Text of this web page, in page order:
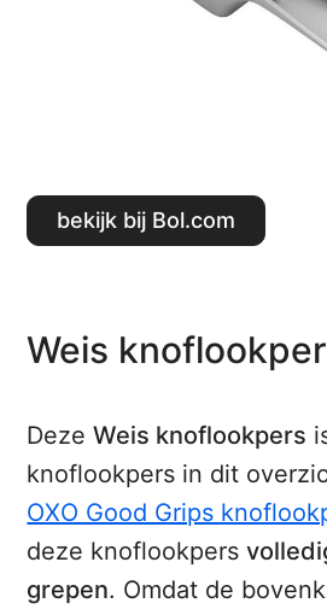
Bekijk bij Bol.com
Weis
DezeWeis knoflookpers
knoflookpers in dit
OXO Good Grips
deze knoflookpers
grepen. Omdat de